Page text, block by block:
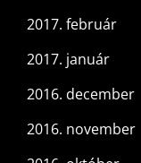
2017. február
2017. január
2016. december
2016. november